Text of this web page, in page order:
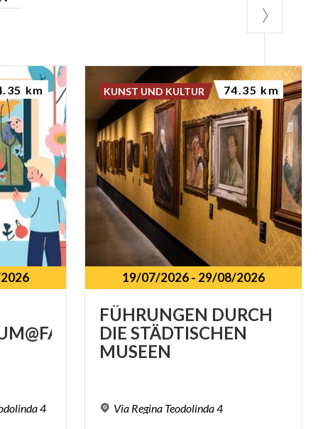
4
km
19/07/2026- 29/08/2026
FÜHRUNGEN DURCH
DIE STÄDTISCHEN
MUSEEN
Via Regina Teodolinda4
KUNST UND KULTUR 74.35 km